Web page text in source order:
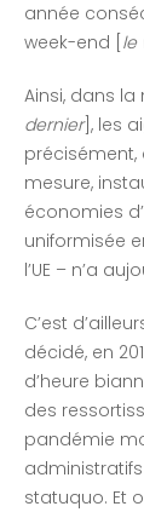
année
week-end [ le
Ainsi, dans
dernier], les
précisément,
mesure,
économies
uniformisée
l’UE – n’a
C’est
décidé, en
d’heure
des
pandémie
statuquo. Et